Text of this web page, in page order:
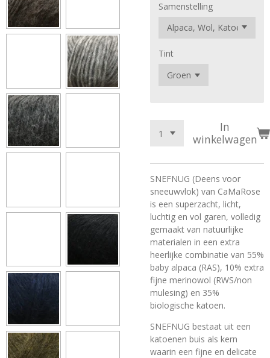
Samenstelling
Tint
In
winkelwagen
SNEFNUG (Deens voor
sneeuwvlok) van CaMaRose
is een superzacht, licht,
luchtig en vol garen, volledig
gemaakt van natuurlijke
materialen in een extra
heerlijke combinatie van 55%
baby alpaca (RAS), 10% extra
fijne merinowol (RWS/non
mulesing) en 35%
biologische katoen.
SNEFNUG bestaat uit een
katoenen buis als kern
waarin een fijne en delicate